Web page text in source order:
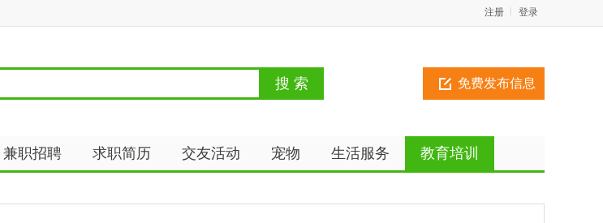
登录
注册
免费发布信息
兼职招聘 求职简历 交友活动 宠物 生活服务 教育培训